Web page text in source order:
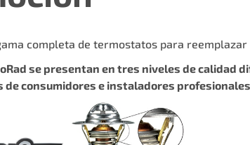
completa de termostatos para
se presentan en tres niveles de calidad
de consumidores e instaladores